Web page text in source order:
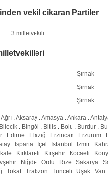
vekil cikaran Partiler
3 milletvekili
Şırnak
Şırnak
Şırnak
Ağrı .Aksaray .Amasya .Ankara .
Bilecik . Bingöl . Bitlis . Bolu . Burdur .
. Edirne . Elazığ . Erzincan . Erzurum .
. Isparta . İçel . İstanbul . İzmir .
. Kırklareli . Kırşehir . Kocaeli .
. Niğde . Ordu . Rize . Sakarya .
. Tokat. Trabzon . Tunceli . Uşak . Van